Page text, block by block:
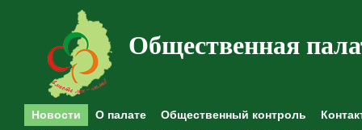
Общественная
Новости О палате Общественный контроль